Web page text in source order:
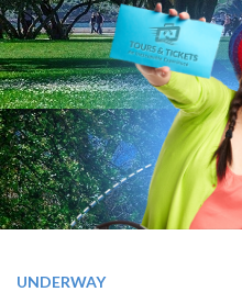
UNDERWAY